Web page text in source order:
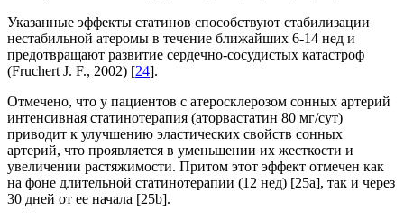
Указанные эффекты статинов способствуют стабилизации
нестабильной атеромы в течение ближайших 6-14 нед и
предотвращают развитие сердечно-сосудистых катастроф
(Fruchert J. F., 2002) [24].
Отмечено, что у пациентов с атеросклерозом сонных артерий
интенсивная статинотерапия (аторвастатин 80 мг/сут)
приводит к улучшению эластических свойств сонных
артерий, что проявляется в уменьшении их жесткости и
увеличении растяжимости. Притом этот эффект отмечен как
на фоне длительной статинотерапии (12 нед) [25a], так и через
30 дней от ее начала [25b].